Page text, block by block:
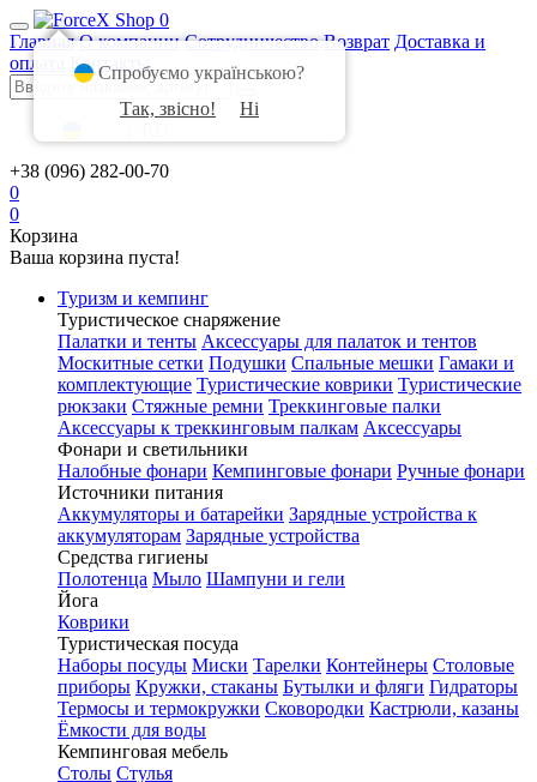
0
Главная О компании Сотрудничество Возврат Доставка и
оплата
Контакты
+38 (096) 282-00-70
0
0
Корзина
Ваша корзина пуста!
Туризм и кемпинг
Туристическое снаряжение
Палатки и тенты Аксессуары для палаток и тентов
Москитные сетки Подушки Спальные мешки Гамаки и
комплектующие Туристические коврики Туристические
рюкзаки Стяжные ремни Треккинговые палки
Аксессуары к треккинговым палкам Аксессуары
Фонари и светильники
Налобные фонари Кемпинговые фонари Ручные фонари
Источники питания
Аккумуляторы и батарейки Зарядные устройства к
аккумуляторам Зарядные устройства
Средства гигиены
Полотенца Мыло Шампуни и гели
Йога
Коврики
Туристическая посуда
Наборы посуды Миски Тарелки Контейнеры Столовые
приборы Кружки, стаканы Бутылки и фляги Гидраторы
Термосы и термокружки Сковородки Кастрюли, казаны
Ёмкости для воды
Кемпинговая мебель
Столы Стулья
Спробуємо українською?
Так, звісно!
Ні